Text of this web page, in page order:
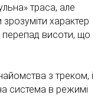
траса, але
характер
перепад висоти, що
з треком, і
система в режимі